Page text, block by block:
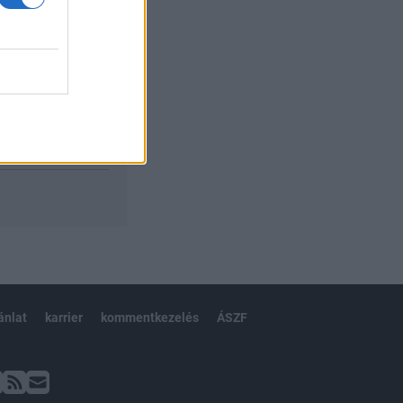
karrier kommentkezelés ÁSZF